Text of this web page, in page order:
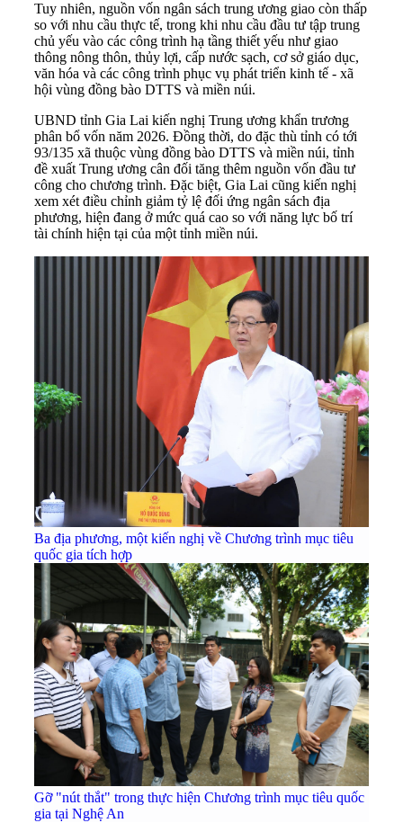
Tuy nhiên, nguồn vốn ngân sách trung ương giao còn thấp
so với nhu cầu thực tế, trong khi nhu cầu đầu tư tập trung
chủ yếu vào các công trình hạ tầng thiết yếu như giao
thông nông thôn, thủy lợi, cấp nước sạch, cơ sở giáo dục,
văn hóa và các công trình phục vụ phát triển kinh tế - xã
hội vùng đồng bào DTTS và miền núi.
UBND tỉnh Gia Lai kiến nghị Trung ương khẩn trương
phân bổ vốn năm 2026. Đồng thời, do đặc thù tỉnh có tới
93/135 xã thuộc vùng đồng bào DTTS và miền núi, tỉnh
đề xuất Trung ương cân đối tăng thêm nguồn vốn đầu tư
công cho chương trình. Đặc biệt, Gia Lai cũng kiến nghị
xem xét điều chỉnh giảm tỷ lệ đối ứng ngân sách địa
phương, hiện đang ở mức quá cao so với năng lực bố trí
tài chính hiện tại của một tỉnh miền núi.
Ba địa phương, một kiến nghị về Chương trình mục tiêu
quốc gia tích hợp
Gỡ "nút thắt" trong thực hiện Chương trình mục tiêu quốc
gia tại Nghệ An